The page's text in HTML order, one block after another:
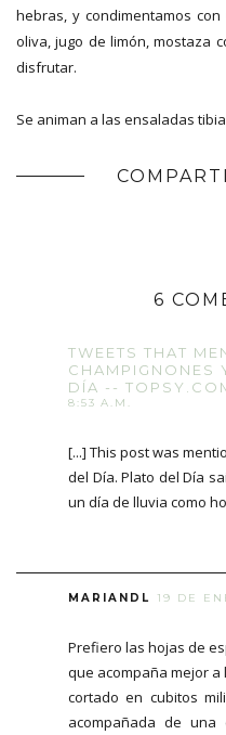
hebras, y condimentamos
oliva, jugo de limón, mostaza
disfrutar.
Se animan a las ensaladas
6
TWEETS THAT
CHAMPIGNONES
DÍA --
8:53 A.M.
[...] This post was
del Día. Plato del Día
un día de lluvia como
MARIANDL 19 DE
Prefiero las hojas de
que acompaña mejor a
cortado en cubitos
acompañada de una